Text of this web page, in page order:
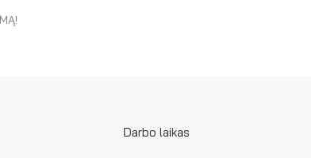
Darbo laikas